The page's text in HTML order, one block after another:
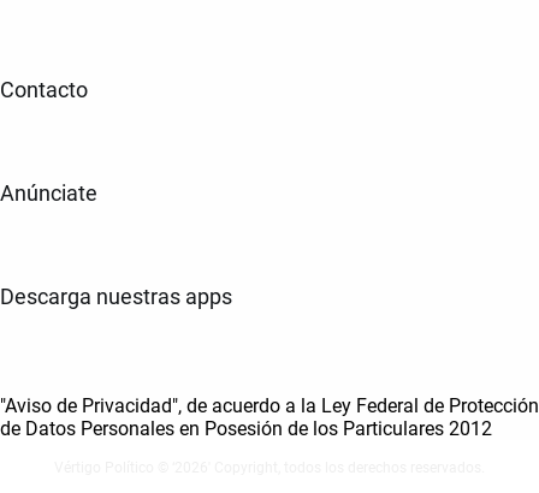
Contacto
Anúnciate
Descarga nuestras apps
"Aviso de Privacidad", de acuerdo a la Ley Federal de Protección
de Datos Personales en Posesión de los Particulares 2012